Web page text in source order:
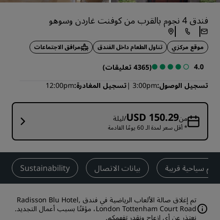
فندق 4 نجوم بالقرب من كوفنت غاردن وسوهو
موقع مركزي تناول الطعام داخل الفندق مرافق الاجتماعات
4.0
(4365 تعليقات)
تسجيل الوصول 3:00pm تسجيل المغادرة 12:00pm
منUSD 150.29/ليلة
* أقل سعر لمدة الـ 60 يومًا القادمة
سياحية قريبة بيانات الاتصال Sustainability
تم إغلاق صالة الألعاب الرياضية في فندق Radisson Blu Hotel,
London Tottenham Court Road، مؤقتًا بسبب أعمال التجديد.
نعتذر عن أي إزعاج ونقدر تفهمكم.